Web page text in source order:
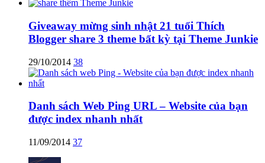
Giveaway mừng sinh nhật 21 tuổi Thích
Blogger share 3 theme bất kỳ tại Theme Junkie
29/10/2014 38
Danh sách Web Ping URL – Website của bạn
được index nhanh nhất
11/09/2014 37